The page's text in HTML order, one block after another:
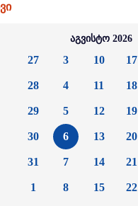
აგვისტო 2026
27
28
29
30
31
1
3
4
5
6
7
8
10
11
12
13
14
15
17
18
19
20
21
22